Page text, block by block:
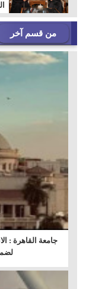
من قسم آخر
جامعة القاهرة :